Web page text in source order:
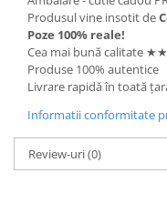
Produsul vine insotit de
Poze 100% reale!
Cea mai bună calitate
Produse 100% autentice
Livrare rapidă în toată
Informatii conformitate
Review-uri(0)